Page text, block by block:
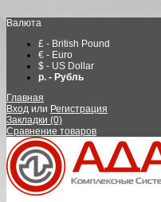
Валюта
£ - British Pound
€ - Euro
$ - US Dollar
р. - Рубль
Главная
Вход или Регистрация
Закладки (0)
Сравнение товаров